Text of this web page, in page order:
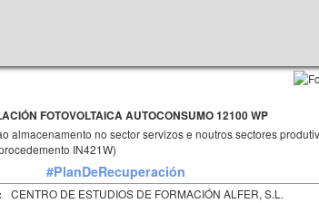
FOTOVOLTAICA AUTOCONSUMO 12100 WP
no sector servizos e noutros sectores
IN421W)
#PlanDeRecuperación
CENTRO DE ESTUDIOS DE FORMACIÓN ALFER, S.L.